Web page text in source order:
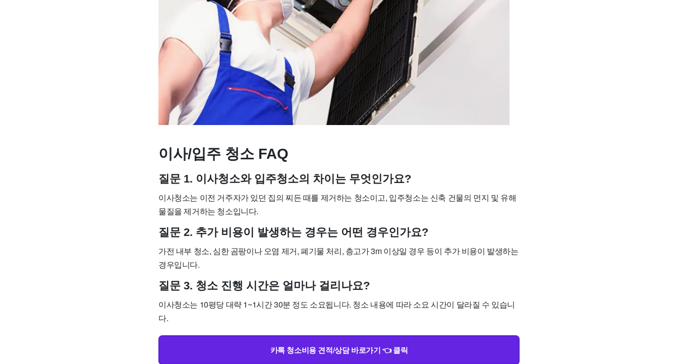
이사/입주 청소 FAQ
질문 1. 이사청소와 입주청소의 차이는 무엇인가요?
이사청소는 이전 거주자가 있던 집의 찌든 때를 제거하는 청소이고, 입주청소는 신축 건물의 먼지 및 유해
물질을 제거하는 청소입니다.
질문 2. 추가 비용이 발생하는 경우는 어떤 경우인가요?
가전 내부 청소, 심한 곰팡이나 오염 제거, 폐기물 처리, 층고가 3m 이상일 경우 등이 추가 비용이 발생하는
경우입니다.
질문 3. 청소 진행 시간은 얼마나 걸리나요?
이사청소는 10평당 대략 1~1시간 30분 정도 소요됩니다. 청소 내용에 따라 소요 시간이 달라질 수 있습니
다.
카톡 청소비용 견적/상담 바로가기 👈 클릭